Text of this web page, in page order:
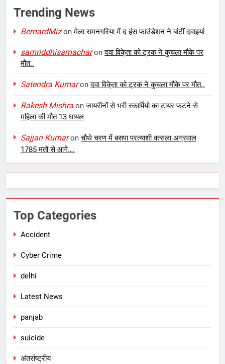
Trending News
BernardMizonमेला रामनगरिया में द हंस फाउंडेशन ने बांटीं दवाइयां
samriddhisamacharonदवा विके्ता को ट्रक ने कुचला मौके पर
मौत..
Satendra Kumaronदवा विके्ता को ट्रक ने कुचला मौके पर मौत..
Rakesh Mishra onजायरीनों से भरी स्कार्पियो का टायर फटने से
महिला की मौत 13 घायल
Sajjan Kumaronचौथे चरण में बसपा प्रत्याशी वत्सला अग्रवाल
1785 मतों से आगे….
Top Categories
Accident
Cyber Crime
delhi
Latest News
panjab
suicide
अंतर्राष्ट्रीय